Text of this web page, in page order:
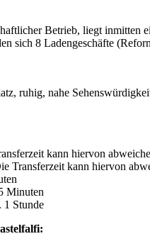
Betrieb, liegt inmitten
sich 8 Ladengeschäfte
ruhig, nahe
kann hiervon
Transferzeit kann hiervon
Minuten
1 Stunde